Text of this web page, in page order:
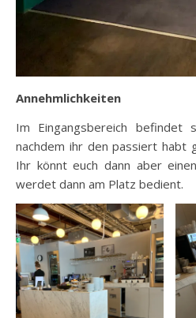
Annehmlichkeiten
Im Eingangsbereich befindet
nachdem ihr den passiert habt
Ihr könnt euch dann aber
werdet dann am Platz bedient.